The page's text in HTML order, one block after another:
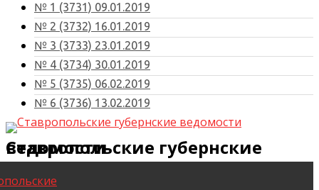
№ 1 (3731) 09.01.2019
№ 2 (3732) 16.01.2019
№ 3 (3733) 23.01.2019
№ 4 (3734) 30.01.2019
№ 5 (3735) 06.02.2019
№ 6 (3736) 13.02.2019
Ставропольские губернские ведомости